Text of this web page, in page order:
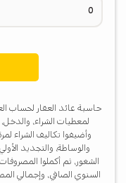
حاسبة عائد العقار لحساب
لمعطيات الشراء،
وأضيفوا تكاليف الشراء
والوساطة، والتجديد
الشغور، ثم أكملوا
السنوي الصافي، وإجمالي